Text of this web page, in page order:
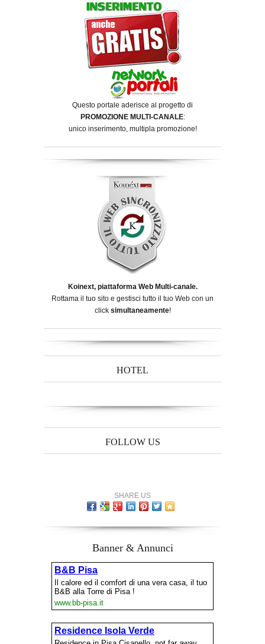
Questo portale aderisce al progetto di
PROMOZIONE MULTI-CANALE:
unico inserimento, multipla promozione!
Koinext, piattaforma Web Multi-canale.
Rottama il tuo sito e gestisci tutto il tuo Web con un
click simultaneamente!
HOTEL
FOLLOW US
SHARE US
Banner & Annunci